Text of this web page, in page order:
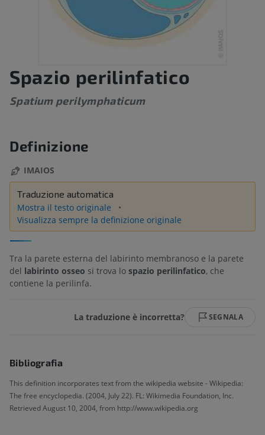
Spazio perilinfatico
Spatium perilymphaticum
Definizione
IMAIOS
Traduzione automatica
Mostra il testo originale
Visualizza sempre la definizione originale
Tra la parete esterna del labirinto membranoso e la parete
del labirinto osseo si trova lo spazio perilinfatico, che
contiene la perilinfa.
La traduzione è incorretta? SEGNALA
Bibliografia
This definition incorporates text from the wikipedia website - Wikipedia:
The free encyclopedia. (2004, July 22). FL: Wikimedia Foundation, Inc.
Retrieved August 10, 2004, from http://www.wikipedia.org